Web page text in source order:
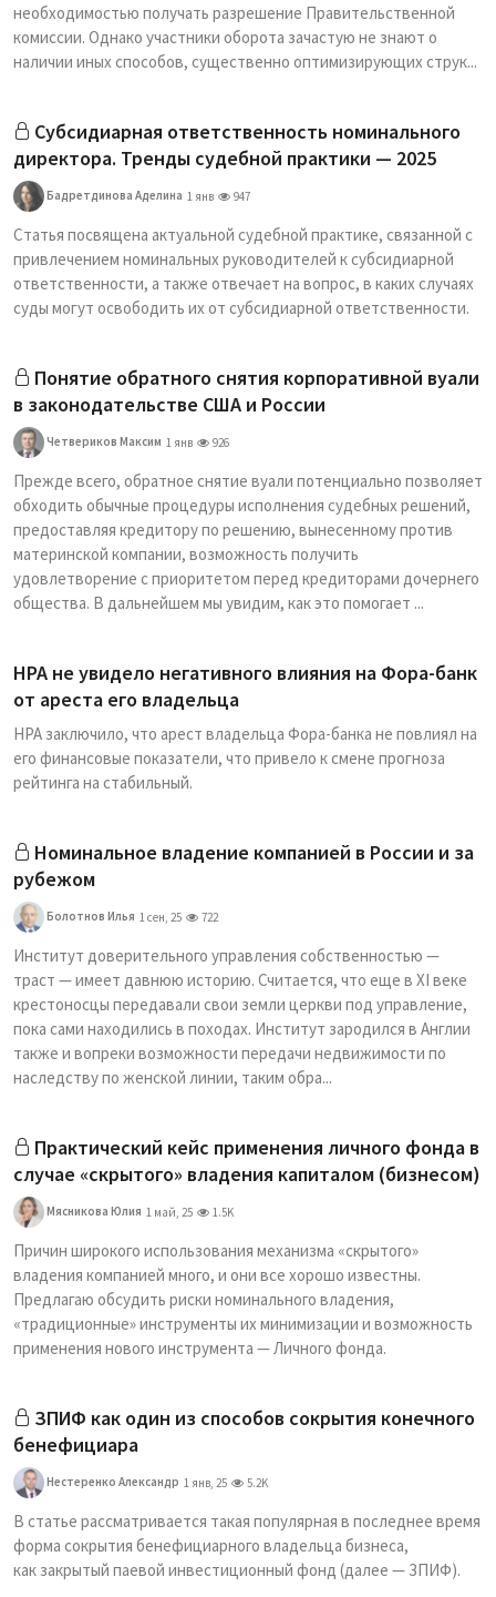
необходимостью получать разрешение Правительственной
комиссии. Однако участники оборота зачастую не знают о
наличии иных способов, существенно оптимизирующих струк...
Субсидиарная ответственность номинального
директора. Тренды судебной практики — 2025
Бадретдинова Аделина 1 янв 947
Статья посвящена актуальной судебной практике, связанной с
привлечением номинальных руководителей к субсидиарной
ответственности, а также отвечает на вопрос, в каких случаях
суды могут освободить их от субсидиарной ответственности.
Понятие обратного снятия корпоративной вуали
в законодательстве США и России
Четвериков Максим 1 янв 926
Прежде всего, обратное снятие вуали потенциально позволяет
обходить обычные процедуры исполнения судебных решений,
предоставляя кредитору по решению, вынесенному против
материнской компании, возможность получить
удовлетворение с приоритетом перед кредиторами дочернего
общества. В дальнейшем мы увидим, как это помогает ...
НРА не увидело негативного влияния на Фора-банк
от ареста его владельца
НРА заключило, что арест владельца Фора-банка не повлиял на
его финансовые показатели, что привело к смене прогноза
рейтинга на стабильный.
Номинальное владение компанией в России и за
рубежом
Болотнов Илья 1 сен, 25 722
Институт доверительного управления собственностью —
траст — имеет давнюю историю. Считается, что еще в XI веке
крестоносцы передавали свои земли церкви под управление,
пока сами находились в походах. Институт зародился в Англии
также и вопреки возможности передачи недвижимости по
наследству по женской линии, таким обра...
Практический кейс применения личного фонда в
случае «скрытого» владения капиталом (бизнесом)
Мясникова Юлия 1 май, 25 1.5K
Причин широкого использования механизма «скрытого»
владения компанией много, и они все хорошо известны.
Предлагаю обсудить риски номинального владения,
«традиционные» инструменты их минимизации и возможность
применения нового инструмента — Личного фонда.
ЗПИФ как один из способов сокрытия конечного
бенефициара
Нестеренко Александр 1 янв, 25 5.2K
В статье рассматривается такая популярная в последнее время
форма сокрытия бенефициарного владельца бизнеса,
как закрытый паевой инвестиционный фонд (далее — ­ЗПИФ).